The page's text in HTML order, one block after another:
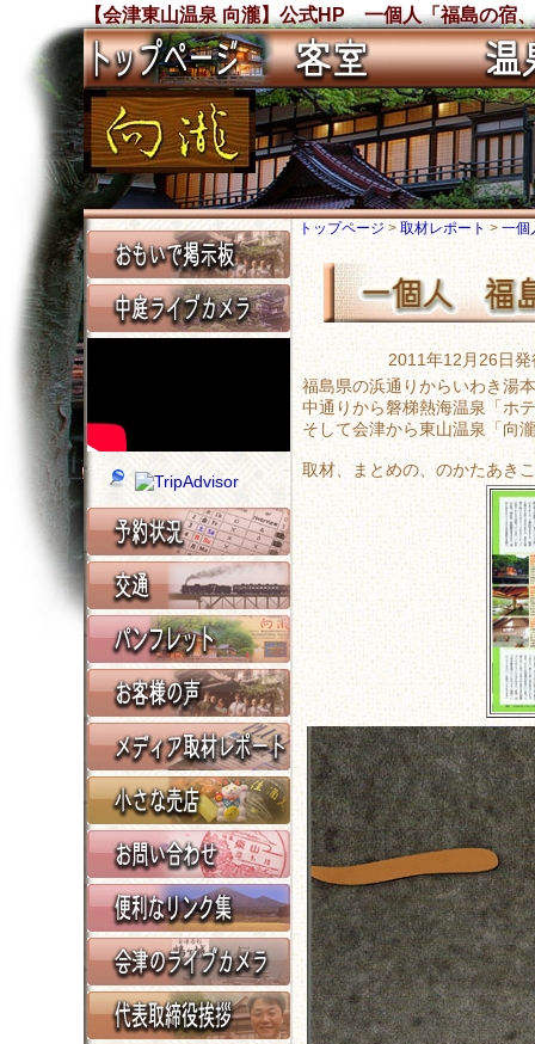
【会津東山温泉 向瀧】公式HP 一個人「福島の宿
トップページ> 取材レポート> 一個
2011年12月26日
福島県の浜通りからいわき湯
中通りから磐梯熱海温泉「ホ
そして会津から東山温泉「向
取材、まとめの、のかたあき